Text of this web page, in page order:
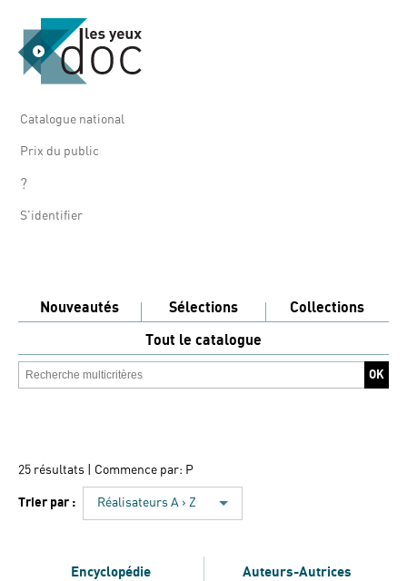
Catalogue national
Prix du public
?
S'identifier
Nouveautés Sélections
Collections
Tout le catalogue
25 résultats | Commence par: P
Trier par : Réalisateurs A › Z
Encyclopédie Auteurs-Autrices